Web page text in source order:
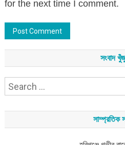
for the next time I comment.
সংবাদ
সাম্প্রতিক